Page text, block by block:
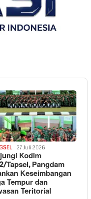
27 Juli 2026
Kodim
Tapsel, Pangdam
Keseimbangan
Tempur dan
Teritorial